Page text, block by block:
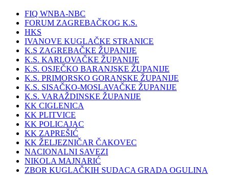
FIQ WNBA-NBC
FORUM ZAGREBAČKOG K.S.
HKS
IVANOVE KUGLAČKE STRANICE
K.S ZAGREBAČKE ŽUPANIJE
K.S. KARLOVAČKE ŽUPANIJE
K.S. OSJEČKO BARANJSKE ŽUPANIJE
K.S. PRIMORSKO GORANSKE ŽUPANIJE
K.S. SISAČKO-MOSLAVAČKE ŽUPANIJE
K.S. VARAŽDINSKE ŽUPANIJE
KK CIGLENICA
KK PLITVICE
KK POLICAJAC
KK ZAPREŠIĆ
KK ŽELJEZNIČAR ČAKOVEC
NACIONALNI SAVEZI
NIKOLA MAJNARIĆ
ZBOR KUGLAČKIH SUDACA GRADA OGULINA